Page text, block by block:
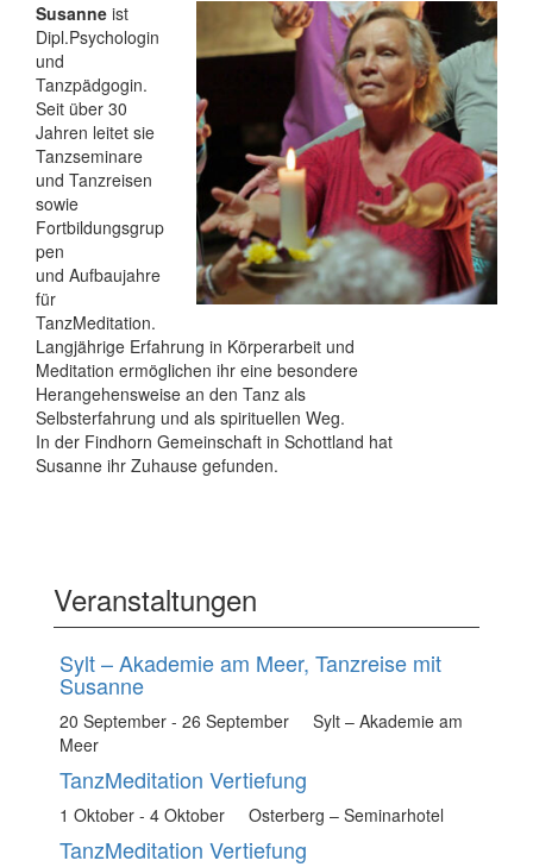
Susanne ist
Dipl.Psychologin
und
Tanzpädgogin.
Seit über 30
Jahren leitet sie
Tanzseminare
und Tanzreisen
sowie
Fortbildungsgrup
pen
und Aufbaujahre
für
TanzMeditation.
Langjährige Erfahrung in Körperarbeit und
Meditation ermöglichen ihr eine besondere
Herangehensweise an den Tanz als
Selbsterfahrung und als spirituellen Weg.
In der Findhorn Gemeinschaft in Schottland hat
Susanne ihr Zuhause gefunden.
Veranstaltungen
Sylt – Akademie am Meer, Tanzreise mit
Susanne
20 September - 26 September
Sylt – Akademie am
Meer
TanzMeditation Vertiefung
1 Oktober - 4 Oktober Osterberg – Seminarhotel
TanzMeditation Vertiefung